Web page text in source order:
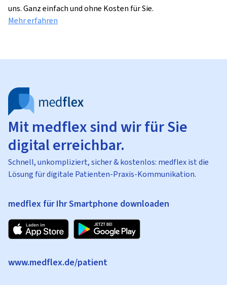
uns. Ganz einfach und ohne Kosten für Sie.
Mehr erfahren
Mit medflex sind wir für Sie
digital erreichbar.
Schnell, unkompliziert, sicher & kostenlos: medflex ist die
Lösung für digitale Patienten-Praxis-Kommunikation.
medflex für Ihr Smartphone downloaden
www.medflex.de/patient